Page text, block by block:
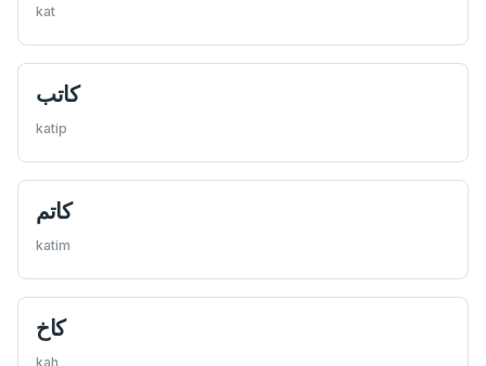
kat
كاتب
katip
كاتم
katim
كاخ
kah